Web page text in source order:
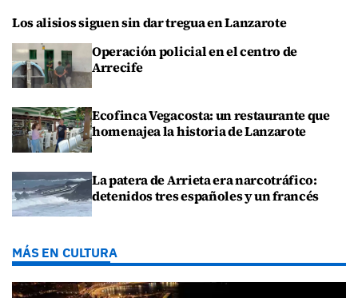
Los alisios siguen sin dar tregua en Lanzarote
Operación policial en el centro de
Arrecife
Ecofinca Vegacosta: un restaurante que
homenajea la historia de Lanzarote
La patera de Arrieta era narcotráfico:
detenidos tres españoles y un francés
MÁS EN CULTURA